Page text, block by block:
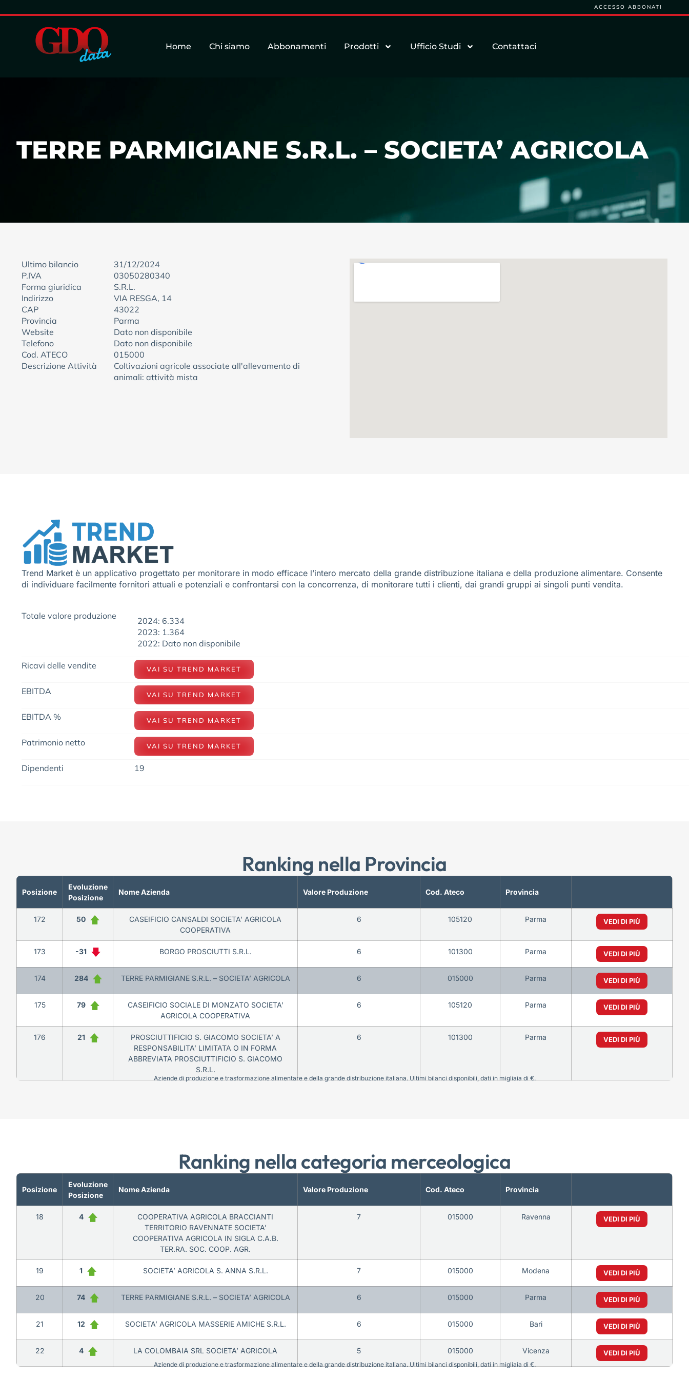
ACCESSO ABBONATI
Home Chi siamo Abbonamenti Prodotti Ufficio Studi Contattaci
TERRE PARMIGIANE S.R.L. – SOCIETA’ AGRICOLA
Ultimo bilancio
31/12/2024
P.IVA
03050280340
Forma giuridica
S.R.L.
Indirizzo
VIA RESGA, 14
CAP
43022
Provincia
Parma
Website
Dato non disponibile
Telefono
Dato non disponibile
Cod. ATECO
015000
Descrizione Attività
Coltivazioni agricole associate all'allevamento di
animali: attività mista
Trend Market è un applicativo progettato per monitorare in modo efficace l’intero mercato della grande distribuzione italiana e della produzione alimentare. Consente
di individuare facilmente fornitori attuali e potenziali e confrontarsi con la concorrenza, di monitorare tutti i clienti, dai grandi gruppi ai singoli punti vendita.
Totale valore produzione
2024: 6.334
2023: 1.364
2022: Dato non disponibile
Ricavi delle vendite VAI SU TREND MARKET
EBITDA VAI SU TREND MARKET
EBITDA % VAI SU TREND MARKET
Patrimonio netto VAI SU TREND MARKET
Dipendenti 19
Ranking nella Provincia
Posizione
Evoluzione
Posizione
Nome Azienda Valore Produzione Cod. Ateco Provincia
172 50
CASEIFICIO CANSALDI SOCIETA’ AGRICOLA
COOPERATIVA
6 105120 Parma VEDI DI PIÙ
173 -31 BORGO PROSCIUTTI S.R.L. 6 101300 Parma VEDI DI PIÙ
174 284 TERRE PARMIGIANE S.R.L. – SOCIETA’ AGRICOLA 6 015000 Parma VEDI DI PIÙ
175 79
CASEIFICIO SOCIALE DI MONZATO SOCIETA’
AGRICOLA COOPERATIVA
6 105120 Parma VEDI DI PIÙ
176 21
PROSCIUTTIFICIO S. GIACOMO SOCIETA’ A
RESPONSABILITA’ LIMITATA O IN FORMA
ABBREVIATA PROSCIUTTIFICIO S. GIACOMO
S.R.L.
6 101300 Parma VEDI DI PIÙ
Aziende di produzione e trasformazione alimentare e della grande distribuzione italiana. Ultimi bilanci disponibili, dati in migliaia di €.
Ranking nella categoria merceologica
Posizione
Evoluzione
Posizione
Nome Azienda Valore Produzione Cod. Ateco Provincia
18 4
COOPERATIVA AGRICOLA BRACCIANTI
TERRITORIO RAVENNATE SOCIETA’
COOPERATIVA AGRICOLA IN SIGLA C.A.B.
TER.RA. SOC. COOP. AGR.
7 015000 Ravenna VEDI DI PIÙ
19 1 SOCIETA’ AGRICOLA S. ANNA S.R.L. 7 015000 Modena VEDI DI PIÙ
20 74 TERRE PARMIGIANE S.R.L. – SOCIETA’ AGRICOLA 6 015000 Parma VEDI DI PIÙ
21 12 SOCIETA’ AGRICOLA MASSERIE AMICHE S.R.L. 6 015000 Bari VEDI DI PIÙ
22 4 LA COLOMBAIA SRL SOCIETA’ AGRICOLA 5 015000 Vicenza VEDI DI PIÙ
Aziende di produzione e trasformazione alimentare e della grande distribuzione italiana. Ultimi bilanci disponibili, dati in migliaia di €.